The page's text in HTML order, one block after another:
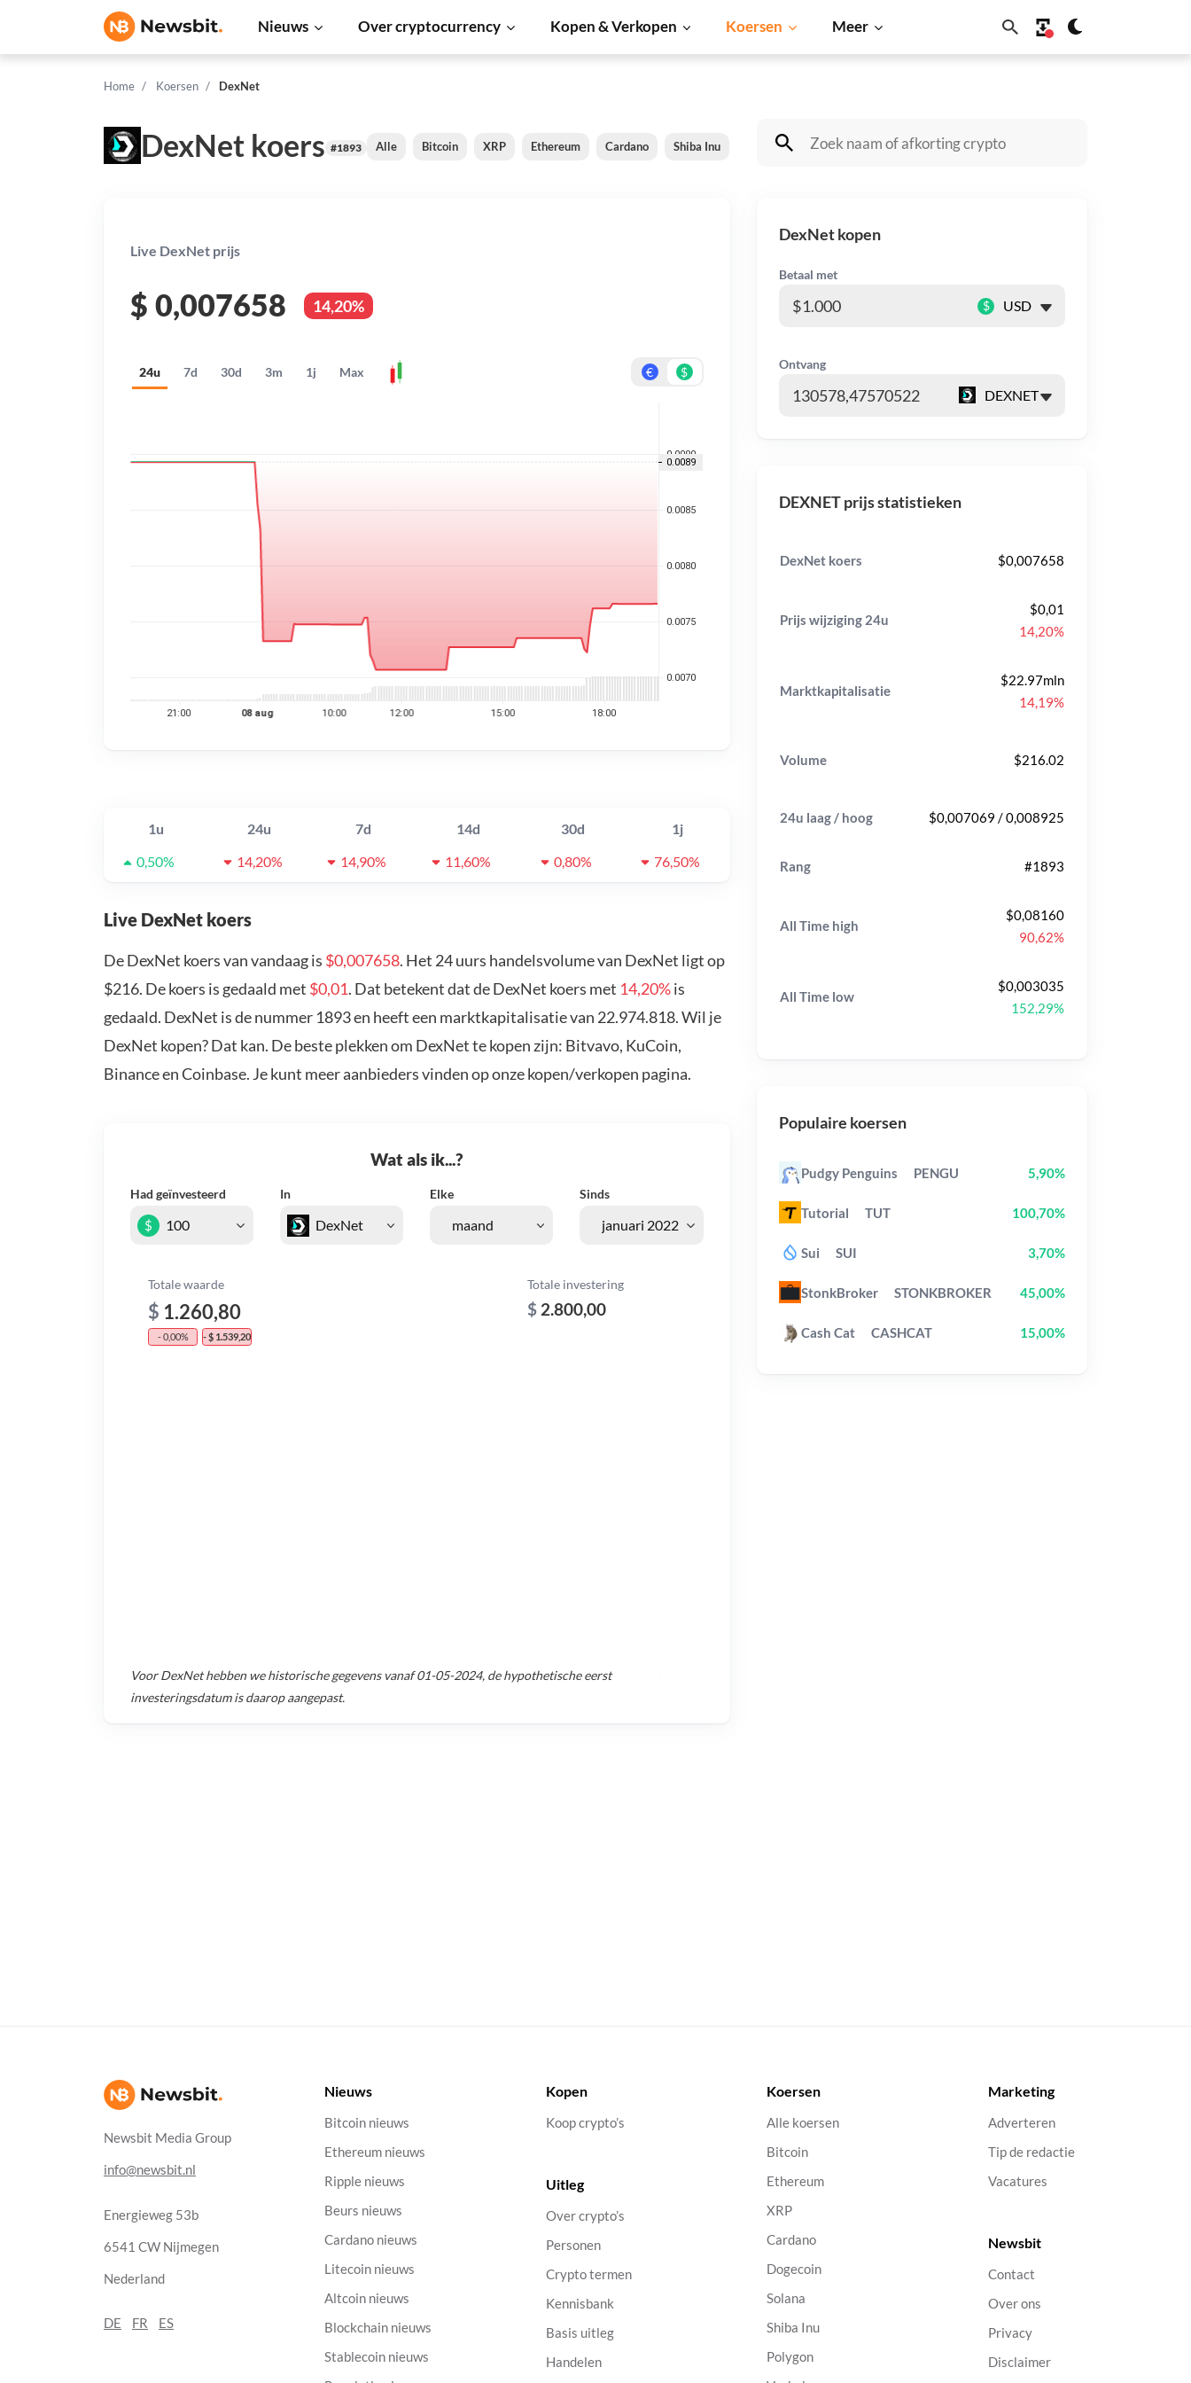
Nieuws Over cryptocurrency Kopen & Verkopen Koersen Meer
Home Koersen DexNet
DexNet koers #1893 Alle Bitcoin XRP Ethereum Cardano Shiba Inu Dogecoin Solana BNB
Live DexNet prijs
$ 0,007658 14,20%
24u 7d 30d 3m 1j Max € $
1u 24u 7d 14d 30d
1j
0,50%
14,20% 14,90% 11,60% 0,80% 76,50%
Live DexNet koers
De DexNet koers van vandaag is $0,007658. Het 24 uurs handelsvolume van DexNet ligt op
$216. De koers is gedaald met $0,01. Dat betekent dat de DexNet koers met 14,20%is
gedaald. DexNet is de nummer 1893 en heeft een marktkapitalisatie van 22.974.818. Wil je
DexNet kopen? Dat kan. De beste plekken om DexNet te kopen zijn: Bitvavo, KuCoin,
Binance en Coinbase. Je kunt meer aanbieders vinden op onze kopen/verkopen pagina.
Wat als ik...?
Had geïnvesteerd In Elke Sinds
$
Totale waarde
$ 1.260,80
- 0,00% - $ 1.539,20
Totale investering
$ 2.800,00
VoorDexNethebben we historische gegevens vanaf01-05-2024, de hypothetische eerst
investeringsdatum is daarop aangepast.
DexNet kopen
Betaal met
$
Ontvang
DEXNET prijs statistieken
DexNet koers $0,007658
Prijs wijziging 24u
$0,01
14,20%
Marktkapitalisatie
$22.97mln
14,19%
Volume $216.02
24u laag / hoog $0,007069 / 0,008925
Rang #1893
All Time high
$0,08160
90,62%
All Time low
$0,003035
152,29%
Populaire koersen
Pudgy Penguins PENGU 5,90%
Tutorial TUT 100,70%
Sui SUI 3,70%
StonkBroker STONKBROKER 45,00%
Cash Cat CASHCAT 15,00%
Newsbit Media Group
info@newsbit.nl
Energieweg 53b
6541 CW Nijmegen
Nederland
DE FR ES
Nieuws
Bitcoin nieuws
Ethereum nieuws
Ripple nieuws
Beurs nieuws
Cardano nieuws
Litecoin nieuws
Altcoin nieuws
Blockchain nieuws
Stablecoin nieuws
Kopen
Koop crypto’s
Uitleg
Over crypto’s
Personen
Crypto termen
Kennisbank
Basis uitleg
Handelen
Koersen
Alle koersen
Bitcoin
Ethereum
XRP
Cardano
Dogecoin
Solana
Shiba Inu
Polygon
Marketing
Adverteren
Tip de redactie
Vacatures
Newsbit
Contact
Over ons
Privacy
Disclaimer